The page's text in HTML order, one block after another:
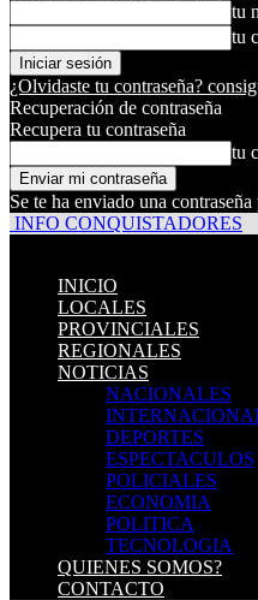
tu
tu
¿Olvidaste tu contraseña?
Recuperación de contraseña
Recupera tu contraseña
tu
Se te ha enviado una
INFO CONQUISTADORES
INICIO
LOCALES
PROVINCIALES
REGIONALES
NOTICIAS
NACIONALES
DEPORTES
ESPECTACULOS
POLICIALES
ECONOMIA
POLITICA
TECNOLOGIA
QUIENES SOMOS?
CONTACTO